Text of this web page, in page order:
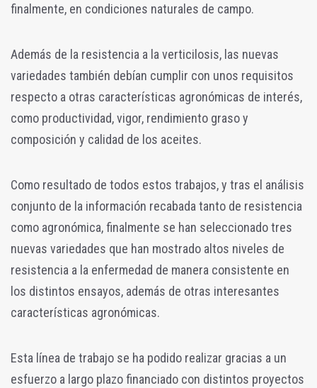
finalmente, en condiciones naturales de campo.
Además de la resistencia a la verticilosis, las nuevas
variedades también debían cumplir con unos requisitos
respecto a otras características agronómicas de interés,
como productividad, vigor, rendimiento graso y
composición y calidad de los aceites.
Como resultado de todos estos trabajos, y tras el análisis
conjunto de la información recabada tanto de resistencia
como agronómica, finalmente se han seleccionado tres
nuevas variedades que han mostrado altos niveles de
resistencia a la enfermedad de manera consistente en
los distintos ensayos, además de otras interesantes
características agronómicas.
Esta línea de trabajo se ha podido realizar gracias a un
esfuerzo a largo plazo financiado con distintos proyectos